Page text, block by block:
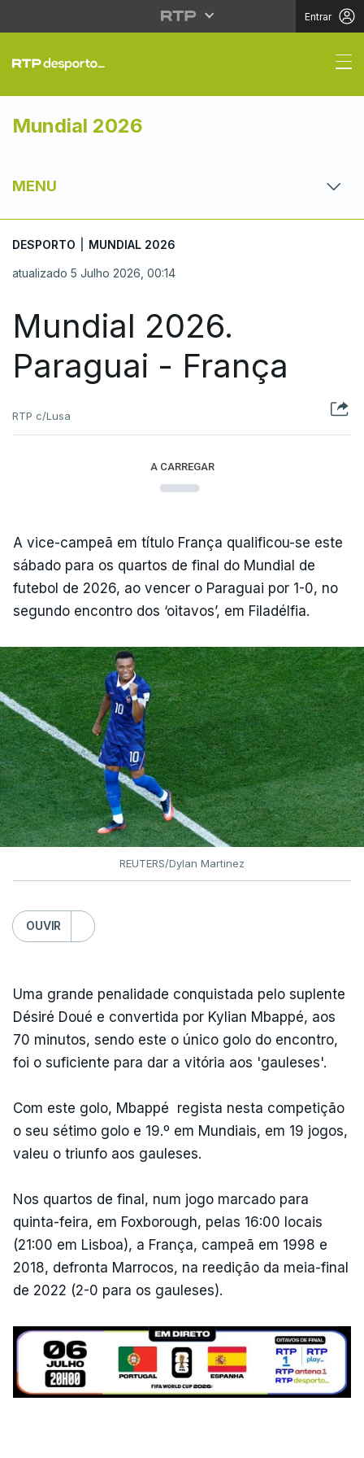
Entrar
Mundial 2026.
Mundial 2026
MENU
DESPORTO MUNDIAL 2026
atualizado 5 Julho 2026, 00:14
Mundial 2026.
Paraguai - França
RTP c/Lusa
A CARREGAR
A vice-campeã em título França qualificou-se este
sábado para os quartos de final do Mundial de
futebol de 2026, ao vencer o Paraguai por 1-0, no
segundo encontro dos ‘oitavos’, em Filadélfia.
REUTERS/Dylan Martinez
OUVIR
Uma grande penalidade conquistada pelo suplente
Désiré Doué e convertida por Kylian Mbappé, aos
70 minutos, sendo este o único golo do encontro,
foi o suficiente para dar a vitória aos 'gauleses'.
Com este golo, Mbappé regista nesta competição
o seu sétimo golo e 19.º em Mundiais, em 19 jogos,
valeu o triunfo aos gauleses.
Nos quartos de final, num jogo marcado para
quinta-feira, em Foxborough, pelas 16:00 locais
(21:00 em Lisboa), a França, campeã em 1998 e
2018, defronta Marrocos, na reedição da meia-final
de 2022 (2-0 para os gauleses).